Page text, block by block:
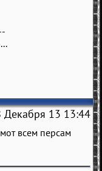
Декабря 13 13:44
всем персам